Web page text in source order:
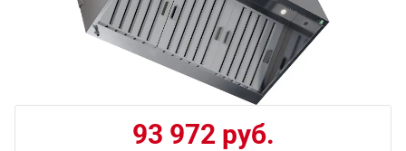
93 972 руб.